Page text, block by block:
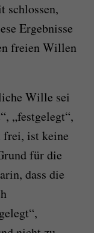
schlossen,
Ergebnisse
freien Willen
Wille sei
„festgelegt“,
frei, ist keine
für die
dass die